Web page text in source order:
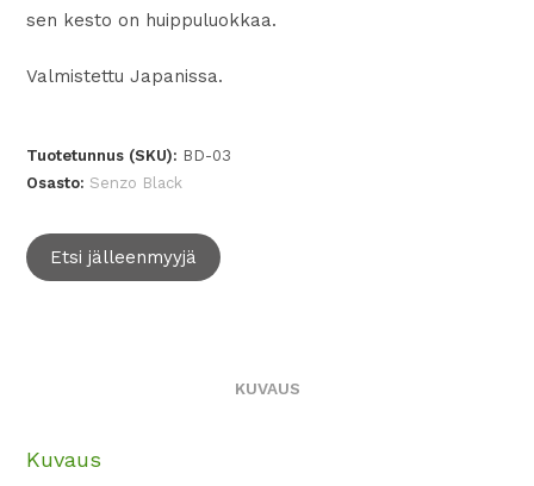
sen kesto on huippuluokkaa.
Valmistettu Japanissa.
Tuotetunnus (SKU): BD-03
Osasto: Senzo Black
Etsi jälleenmyyjä
KUVAUS
Kuvaus